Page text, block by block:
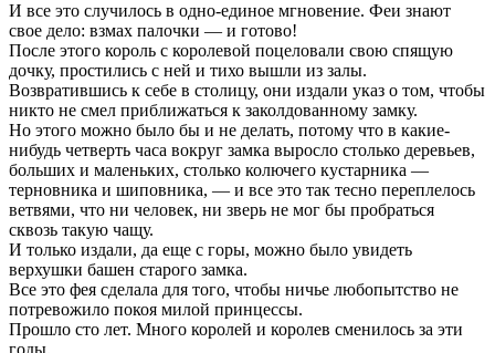
И все это случилось в одно-единое мгновение. Феи знают
свое дело: взмах палочки — и готово!
После этого король с королевой поцеловали свою спящую
дочку, простились с ней и тихо вышли из залы.
Возвратившись к себе в столицу, они издали указ о том, чтобы
никто не смел приближаться к заколдованному замку.
Но этого можно было бы и не делать, потому что в какие-
нибудь четверть часа вокруг замка выросло столько деревьев,
больших и маленьких, столько колючего кустарника —
терновника и шиповника, — и все это так тесно переплелось
ветвями, что ни человек, ни зверь не мог бы пробраться
сквозь такую чащу.
И только издали, да еще с горы, можно было увидеть
верхушки башен старого замка.
Все это фея сделала для того, чтобы ничье любопытство не
потревожило покоя милой принцессы.
Прошло сто лет. Много королей и королев сменилось за эти